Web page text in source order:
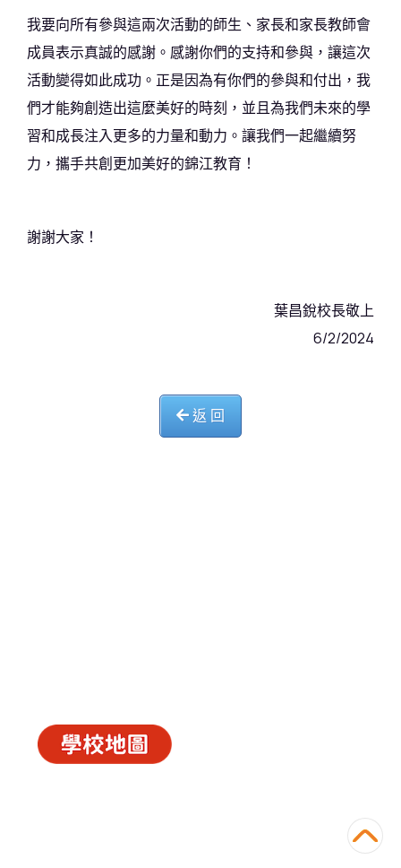
我要向所有參與這兩次活動的師生、家長和家長教師會
成員表示真誠的感謝。感謝你們的支持和參與，讓這次
活動變得如此成功。正是因為有你們的參與和付出，我
們才能夠創造出這麼美好的時刻，並且為我們未來的學
習和成長注入更多的力量和動力。讓我們一起繼續努
力，攜手共創更加美好的錦江教育！
謝謝大家！
葉昌銳校長敬上
6/2/2024
返 回